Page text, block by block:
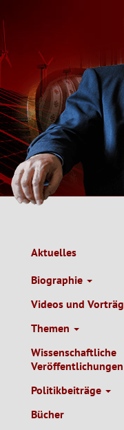
zum
Inhalt
Main
Navigation
de
Aktuelles
Biographie
Videos und
Themen
Wissenschaftliche
Veröffentlichungen
Politikbeiträge
Bücher